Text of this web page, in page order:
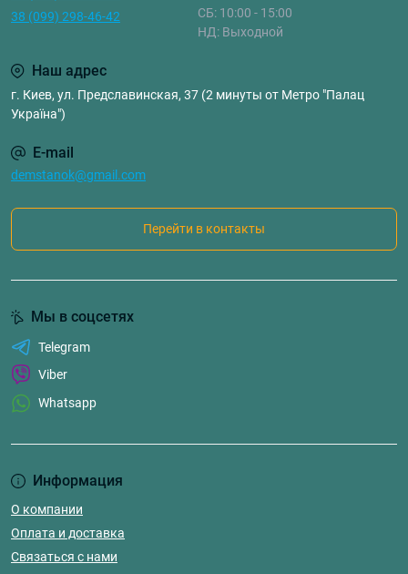
38 (099) 298-46-42
СБ: 10:00 - 15:00
НД: Выходной
Наш адрес
г. Киев, ул. Предславинская, 37 (2 минуты от Метро "Палац
Україна")
E-mail
demstanok@gmail.com
Перейти в контакты
Информация
О компании
Оплата и доставка
Связаться с нами
Мы в соцсетях
Telegram
Viber
Whatsapp